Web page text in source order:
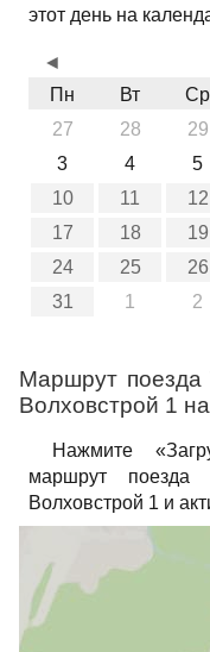
этот день на
Пн
Вт Ср
27
28 29
3
4 5
10
11 12
17
18 19
24
25 26
31
1 2
◄
Маршрут поезда
Волховстрой 1
Нажмите
маршрут поезда
Волховстрой 1 и